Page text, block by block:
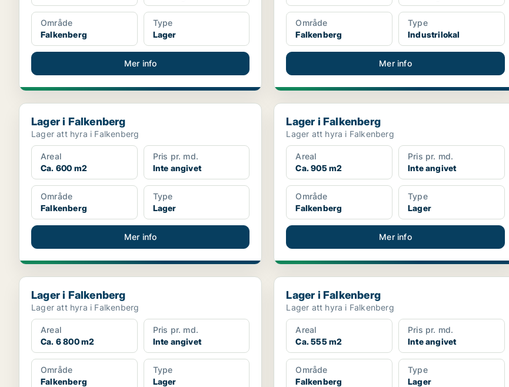
Område
Falkenberg
Type
Lager
Mer info
Område
Falkenberg
Type
Industrilokal
Mer info
Lager i Falkenberg
Lager i Falkenberg
Lager att hyra i Falkenberg
Areal
Ca. 600 m2
Pris pr. md.
Inte angivet
Område
Falkenberg
Type
Lager
Mer info
Lager i Falkenberg
Lager i Falkenberg
Lager att hyra i Falkenberg
Areal
Ca. 905 m2
Pris pr. md.
Inte angivet
Område
Falkenberg
Type
Lager
Mer info
Lager i Falkenberg
Lager i Falkenberg
Lager att hyra i Falkenberg
Areal
Ca. 6 800 m2
Pris pr. md.
Inte angivet
Område
Falkenberg
Type
Lager
Lager i Falkenberg
Lager i Falkenberg
Lager att hyra i Falkenberg
Areal
Ca. 555 m2
Pris pr. md.
Inte angivet
Område
Falkenberg
Type
Lager